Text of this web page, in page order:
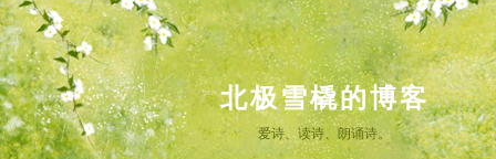
北极雪橇的博客
爱诗、读诗、朗诵诗。